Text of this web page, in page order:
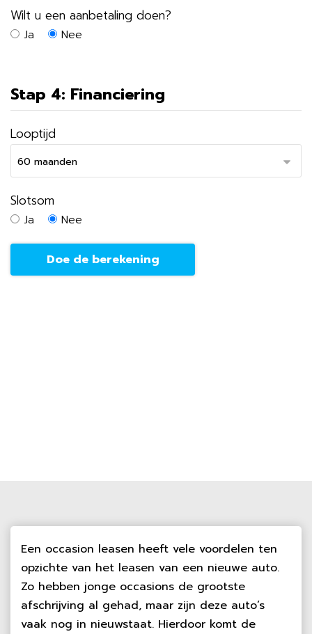
Wilt u een aanbetaling doen?
Ja Nee
Stap 4: Financiering
Looptijd
Slotsom
Ja Nee
Doe de berekening
Een occasion leasen heeft vele voordelen ten
opzichte van het leasen van een nieuwe auto.
Zo hebben jonge occasions de grootste
afschrijving al gehad, maar zijn deze auto’s
vaak nog in nieuwstaat. Hierdoor komt de